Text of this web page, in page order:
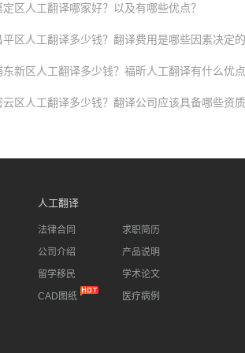
定区人工翻译哪家好？以及有哪些优点？
平区人工翻译多少钱？翻译费用是哪些因素决定
东新区人工翻译多少钱？福昕人工翻译有什么优
云区人工翻译多少钱？翻译公司应该具备哪些资
人工翻译
法律合同
公司介绍
留学移民
CAD图纸
求职简历
产品说明
学术论文
医疗病例